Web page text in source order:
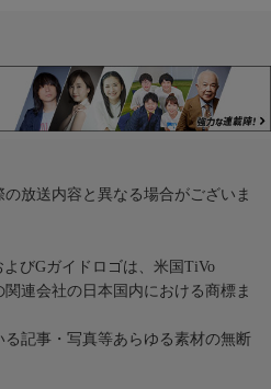
放送内容と異なる場合がございま
びGガイドロゴは、米国TiVo
連会社の日本国内における商標ま
記事・写真等あらゆる素材の無断